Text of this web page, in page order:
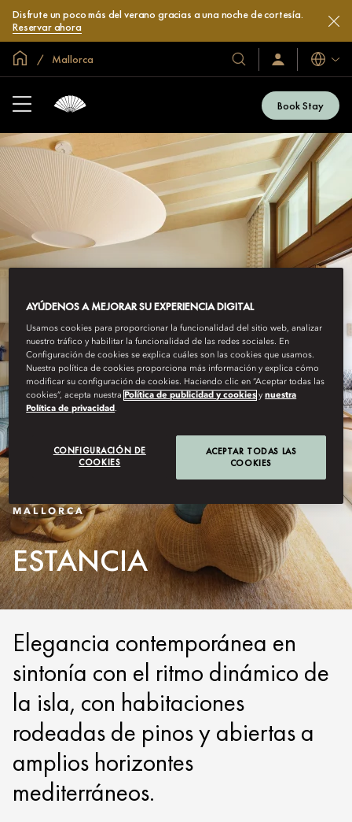
Disfrute un poco más del verano gracias a una noche de cortesía.
Reservar ahora
Inicio Mallorca
Nuestros
hoteles
resorts
Iniciar
sesión
ahora
Idiomas
Book Stay
MALLORCA
ESTANCIA
Elegancia contemporánea en
sintonía con el ritmo dinámico de
la isla, con habitaciones
rodeadas de pinos y abiertas a
amplios horizontes
mediterráneos.
AYÚDENOS A MEJORAR SU EXPERIENCIA DIGITAL
Usamos cookies para proporcionar la funcionalidad del sitio web, analizar
nuestro tráfico y habilitar la funcionalidad de las redes sociales. En
Configuración de cookies se explica cuáles son las cookies que usamos.
Nuestra política de cookies proporciona más información y explica cómo
modificar su configuración de cookies. Haciendo clic en “Aceptar todas las
cookies”, acepta nuestra Política de publicidad y cookies ynuestra
Política de privacidad .
CONFIGURACIÓN DE
COOKIES
ACEPTAR TODAS LAS
COOKIES